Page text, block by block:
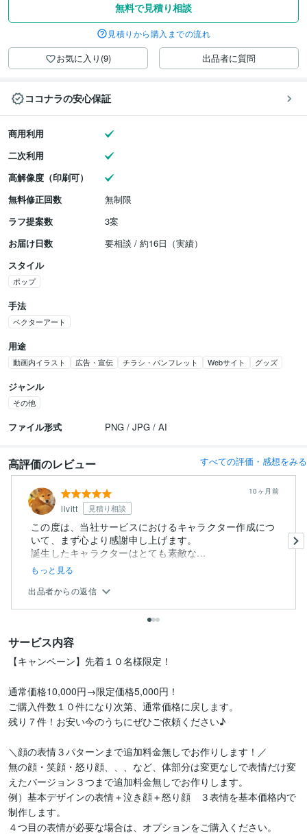
無料で見積り相談
見積りから購入までの流れ
お気に入り(9) 出品者に質問
ココナラの安心保証
商用利用
二次利用
高解像度（印刷可）
無料修正回数
無制限
ラフ提案数
3案
お届け日数
要相談 / 約16日（実績）
スタイル
ポップ
手法
ベクターアート
用途
動画内イラスト 広告・宣伝 チラシ・パンフレット Webサイト グッズ
ジャンル
その他
ファイル形式 PNG / JPG / AI
高評価のレビュー すべての評価・感想をみる
livitt 見積り相談
10ヶ月前
この度は、当社サービスにおけるキャラクター作成につ
いて、まず心より感謝申し上げます。
誕生したキャラクターはとても素敵な...
もっと見る
出品者からの返信
サービス内容
【キャンペーン】先着１０名様限定！
通常価格10,000円→限定価格5,000円！
ご購入件数１０件になり次第、通常価格に戻します。
残り７件！お安い今のうちにぜひご依頼ください♪
＼顔の表情３パターンまで追加料金無しでお作りします！／
無の顔・笑顔・怒り顔、、、など、体部分は変更なしで表情だけ変
えたバージョン３つまで追加料金無しでお作りします。
例）基本デザインの表情＋泣き顔＋怒り顔　３表情を基本価格内で
制作します。
４つ目の表情が必要な場合は、オプションをご購入ください。